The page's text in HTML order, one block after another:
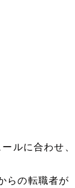
ルに合わせ、
らの転職者が